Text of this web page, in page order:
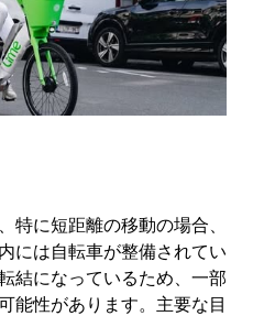
特に短距離の移動の場合、
には自転車が整備されてい
結になっているため、一部
能性があります。主要な目